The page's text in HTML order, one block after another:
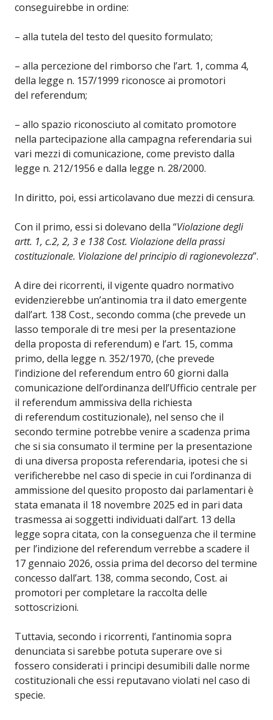
conseguirebbe in ordine:
– alla tutela del testo del quesito formulato;
– alla percezione del rimborso che l’art. 1, comma 4,
della legge n. 157/1999 riconosce ai promotori
del referendum;
– allo spazio riconosciuto al comitato promotore
nella partecipazione alla campagna referendaria sui
vari mezzi di comunicazione, come previsto dalla
legge n. 212/1956 e dalla legge n. 28/2000.
In diritto, poi, essi articolavano due mezzi di censura.
Con il primo, essi si dolevano della “Violazione degli
artt. 1, c.2, 2, 3 e 138 Cost. Violazione della prassi
costituzionale. Violazione del principio di ragionevolezza”.
A dire dei ricorrenti, il vigente quadro normativo
evidenzierebbe un’antinomia tra il dato emergente
dall’art. 138 Cost., secondo comma (che prevede un
lasso temporale di tre mesi per la presentazione
della proposta di referendum) e l’art. 15, comma
primo, della legge n. 352/1970, (che prevede
l’indizione del referendum entro 60 giorni dalla
comunicazione dell’ordinanza dell’Ufficio centrale per
il referendum ammissiva della richiesta
di referendum costituzionale), nel senso che il
secondo termine potrebbe venire a scadenza prima
che si sia consumato il termine per la presentazione
di una diversa proposta referendaria, ipotesi che si
verificherebbe nel caso di specie in cui l’ordinanza di
ammissione del quesito proposto dai parlamentari è
stata emanata il 18 novembre 2025 ed in pari data
trasmessa ai soggetti individuati dall’art. 13 della
legge sopra citata, con la conseguenza che il termine
per l’indizione del referendum verrebbe a scadere il
17 gennaio 2026, ossia prima del decorso del termine
concesso dall’art. 138, comma secondo, Cost. ai
promotori per completare la raccolta delle
sottoscrizioni.
Tuttavia, secondo i ricorrenti, l’antinomia sopra
denunciata si sarebbe potuta superare ove si
fossero considerati i principi desumibili dalle norme
costituzionali che essi reputavano violati nel caso di
specie.